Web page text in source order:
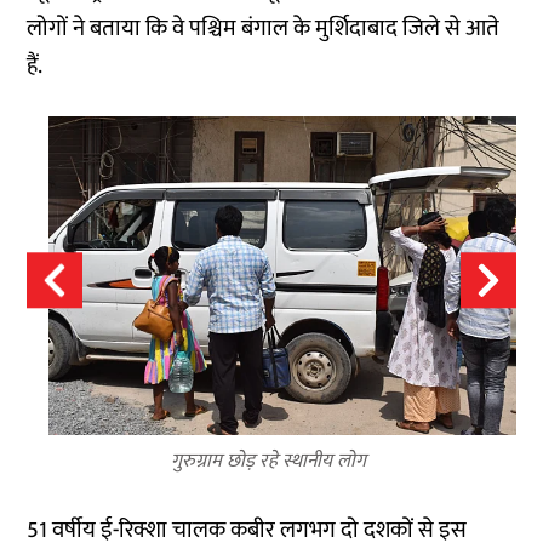
लोगों ने बताया कि वे पश्चिम बंगाल के मुर्शिदाबाद जिले से आते
हैं.
गुरुग्राम छोड़ रहे स्थानीय लोग
51 वर्षीय ई-रिक्शा चालक कबीर लगभग दो दशकों से इस